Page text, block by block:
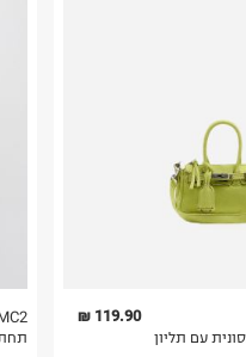
להחזיר סגורים באריזתם
119.90 ₪
עם תליון